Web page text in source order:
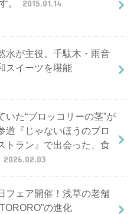
。 2015.01.14
水が主役。千駄木・雨音
スイーツを堪能
いた“ブロッコリーの茎”が
道『じゃないほうのブロ
トラン』で出会った、食
2026.02.03
フェア開催！浅草の老舗
の進化